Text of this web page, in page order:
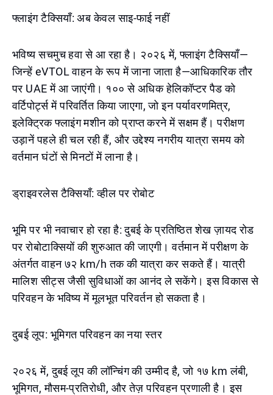
फ्लाइंग टैक्सियाँ: अब केवल साइ-फाई नहीं
भविष्य सचमुच हवा से आ रहा है। २०२६ में, फ्लाइंग टैक्सियाँ—
जिन्हें eVTOL वाहन के रूप में जाना जाता है—आधिकारिक तौर
पर UAE में आ जाएंगी। १०० से अधिक हेलिकॉप्टर पैड को
वर्टिपोर्ट्स में परिवर्तित किया जाएगा, जो इन पर्यावरणमित्र,
इलेक्ट्रिक फ्लाइंग मशीन को प्राप्त करने में सक्षम हैं। परीक्षण
उड़ानें पहले ही चल रही हैं, और उद्देश्य नगरीय यात्रा समय को
वर्तमान घंटों से मिनटों में लाना है।
ड्राइवरलेस टैक्सियाँ: व्हील पर रोबोट
भूमि पर भी नवाचार हो रहा है: दुबई के प्रतिष्ठित शेख ज़ायद रोड
पर रोबोटाक्सियों की शुरुआत की जाएगी। वर्तमान में परीक्षण के
अंतर्गत वाहन ७२ km/h तक की यात्रा कर सकते हैं। यात्री
मालिश सीट्स जैसी सुविधाओं का आनंद ले सकेंगे। इस विकास से
परिवहन के भविष्य में मूलभूत परिवर्तन हो सकता है।
दुबई लूप: भूमिगत परिवहन का नया स्तर
२०२६ में, दुबई लूप की लॉन्चिंग की उम्मीद है, जो १७ km लंबी,
भूमिगत, मौसम-प्रतिरोधी, और तेज़ परिवहन प्रणाली है। इस